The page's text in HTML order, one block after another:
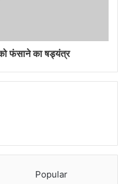
फंसाने का षड्यंत्र
Popular